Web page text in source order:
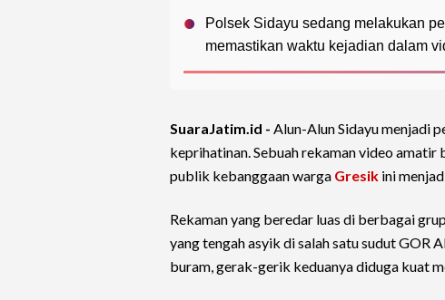
Polsek Sidayu sedang melakukan
memastikan waktu kejadian dalam
SuaraJatim.id - Alun-Alun Sidayu menjadi
keprihatinan. Sebuah rekaman video
publik kebanggaan warga Gresik ini
Rekaman yang beredar luas di berbagai
yang tengah asyik di salah satu sudut GOR
buram, gerak-gerik keduanya diduga kuat